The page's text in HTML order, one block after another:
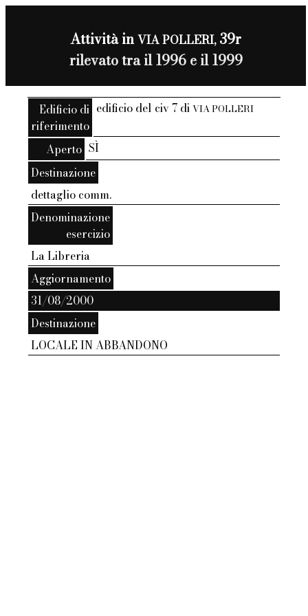
Attività inVIA POLLERI,39r
rilevato tra il 1996 e il 1999
Edificio di
riferimento
edificio del civ 7 diVIA POLLERI
Aperto SÌ
Destinazione
dettaglio comm.
Denominazione
esercizio
La Libreria
Aggiornamento
31/08/2000
Destinazione
LOCALE IN ABBANDONO